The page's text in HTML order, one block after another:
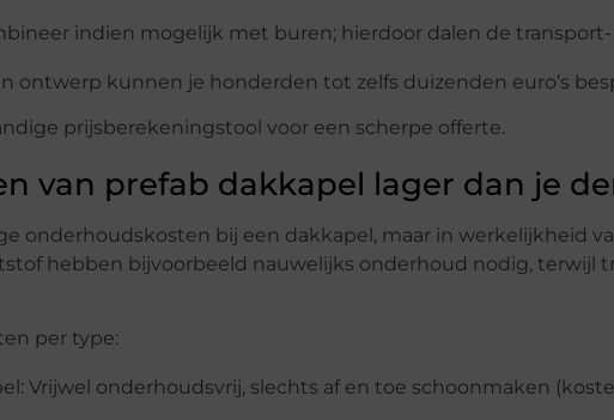
indien mogelijk met buren; hierdoor dalen de
ontwerp kunnen je honderden tot zelfs duizenden euro’s
prijsberekeningstool voor een scherpe offerte.
van prefab dakkapel lager dan je
onderhoudskosten bij een dakkapel, maar in werkelijkheid
hebben bijvoorbeeld nauwelijks onderhoud nodig, terwijl
per type:
Vrijwel onderhoudsvrij, slechts af en toe schoonmaken